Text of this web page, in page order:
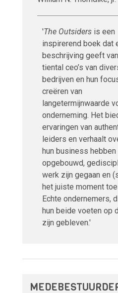
'The Outsiders is een
inspirerend boek dat
beschrijving geeft
tiental ceo’s van
bedrijven en hun
creëren van
langetermijnwaarde
onderneming. Het
ervaringen van
leiders en verhaalt
hun business hebben
opgebouwd,
werk zijn gegaan en
het juiste moment
Echte ondernemers,
hun beide voeten op
zijn gebleven.'